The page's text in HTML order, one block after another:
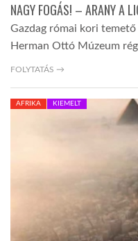
NAGY FOGÁS! – ARANY A
Gazdag római kori
Herman Ottó Múzeum
FOLYTATÁS →
AFRIKA KIEMELT